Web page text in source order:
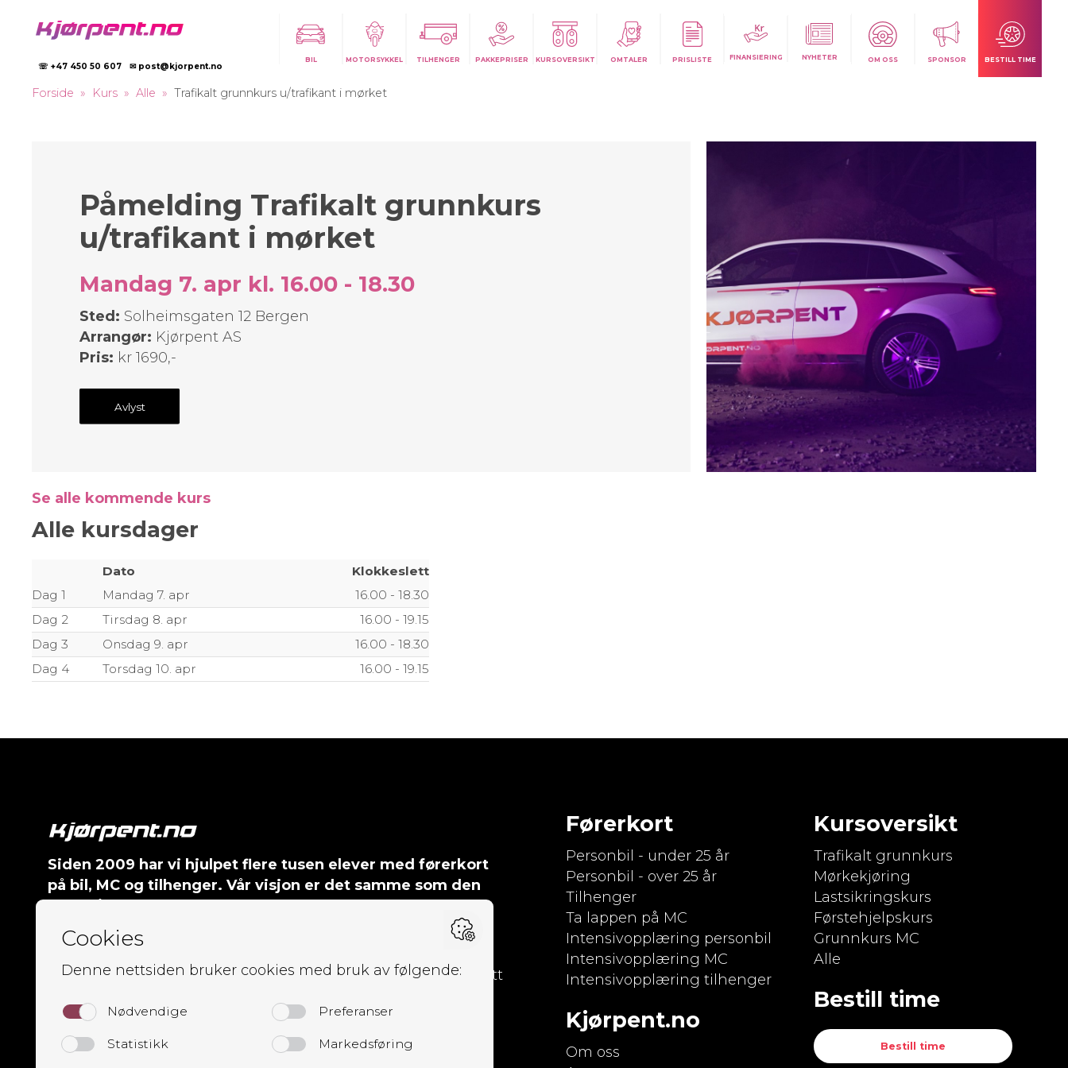
☏ +47 450 50 607 ✉ post@kjorpent.no
BIL MOTORSYKKEL TILHENGER PAKKEPRISER KURSOVERSIKT OMTALER PRISLISTE FINANSIERING NYHETER OM OSS SPONSOR BESTILL TIME
Forside Kurs Alle Trafikalt grunnkurs u/trafikant i mørket
Påmelding Trafikalt grunnkurs
u/trafikant i mørket
Mandag 7. apr kl. 16.00 - 18.30
Sted: Solheimsgaten 12 Bergen
Arrangør: Kjørpent AS
Pris: kr 1690,-
Avlyst
Se alle kommende kurs
Alle kursdager
Dato
Klokkeslett
Dag 1
Mandag 7. apr
16.00 - 18.30
Dag 2
Tirsdag 8. apr
16.00 - 19.15
Dag 3
Onsdag 9. apr
16.00 - 18.30
Dag 4
Torsdag 10. apr 16.00 - 19.15
Siden 2009 har vi hjulpet flere tusen elever med førerkort
på bil, MC og tilhenger. Vår visjon er det samme som den
morsom.
kontormedarbeider, alle med mål om å gi deg som elev en tett
Les omtaler
Førerkort
Personbil - under 25 år
Personbil - over 25 år
Tilhenger
Ta lappen på MC
Intensivopplæring personbil
Intensivopplæring MC
Intensivopplæring tilhenger
Kjørpent.no
Om oss
Kursoversikt
Trafikalt grunnkurs
Mørkekjøring
Lastsikringskurs
Førstehjelpskurs
Grunnkurs MC
Alle
Bestill time
Bestill time